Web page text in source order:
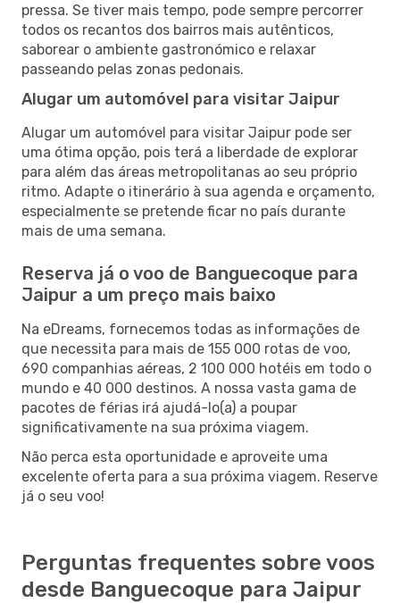
pressa. Se tiver mais tempo, pode sempre percorrer
todos os recantos dos bairros mais autênticos,
saborear o ambiente gastronómico e relaxar
passeando pelas zonas pedonais.
Alugar um automóvel para visitar Jaipur
Alugar um automóvel para visitar Jaipur pode ser
uma ótima opção, pois terá a liberdade de explorar
para além das áreas metropolitanas ao seu próprio
ritmo. Adapte o itinerário à sua agenda e orçamento,
especialmente se pretende ficar no país durante
mais de uma semana.
Reserva já o voo de Banguecoque para
Jaipur a um preço mais baixo
Na eDreams, fornecemos todas as informações de
que necessita para mais de 155 000 rotas de voo,
690 companhias aéreas, 2 100 000 hotéis em todo o
mundo e 40 000 destinos. A nossa vasta gama de
pacotes de férias irá ajudá-lo(a) a poupar
significativamente na sua próxima viagem.
Não perca esta oportunidade e aproveite uma
excelente oferta para a sua próxima viagem. Reserve
já o seu voo!
Perguntas frequentes sobre voos
desde Banguecoque para Jaipur